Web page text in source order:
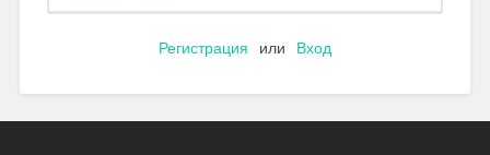
Регистрация или Вход